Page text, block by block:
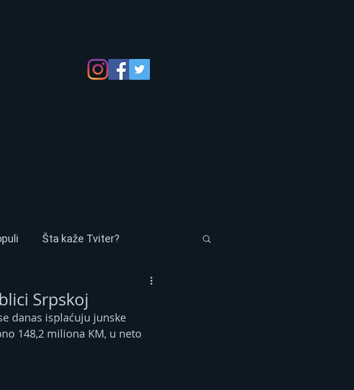
Šta kaže Tviter?
Srpskoj
danas isplaćuju junske
148,2 miliona KM, u neto